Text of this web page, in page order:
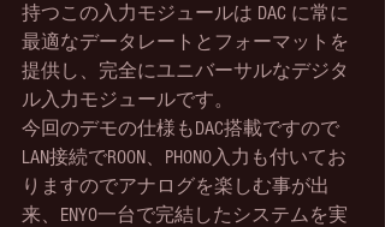
持つこの入力モジュールは DAC に常に
最適なデータレートとフォーマットを
提供し、完全にユニバーサルなデジタ
ル入力モジュールです。
今回のデモの仕様もDAC搭載ですので
LAN接続でROON、PHONO入力も付いてお
りますのでアナログを楽しむ事が出
来、ENYO一台で完結したシステムを実